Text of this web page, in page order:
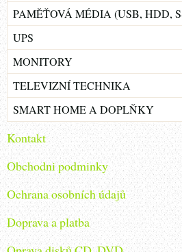
PAMĚŤOVÁ MÉDIA (USB, HDD,
UPS
MONITORY
TELEVIZNÍ TECHNIKA
SMART HOME A DOPLŇKY
Kontakt
Obchodni podminky
Ochrana osobních údajů
Doprava a platba